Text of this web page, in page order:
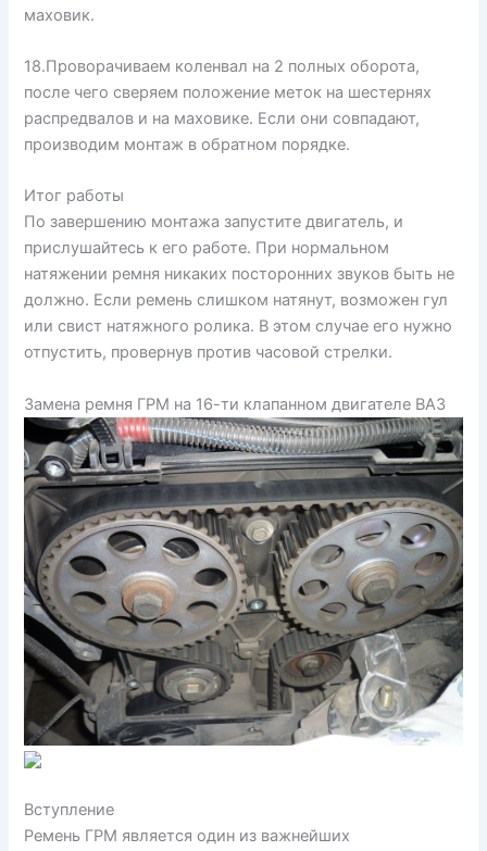
маховик.
18.Проворачиваем коленвал на 2 полных оборота,
после чего сверяем положение меток на шестернях
распредвалов и на маховике. Если они совпадают,
производим монтаж в обратном порядке.
Итог работы
По завершению монтажа запустите двигатель, и
прислушайтесь к его работе. При нормальном
натяжении ремня никаких посторонних звуков быть не
должно. Если ремень слишком натянут, возможен гул
или свист натяжного ролика. В этом случае его нужно
отпустить, провернув против часовой стрелки.
Замена ремня ГРМ на 16-ти клапанном двигателе ВАЗ
Вступление
Ремень ГРМ является один из важнейших